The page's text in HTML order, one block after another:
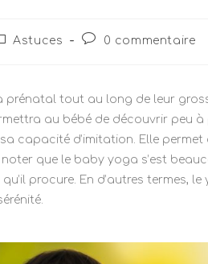
Astuces 0 commentaire
prénatal tout au long de leur
au bébé de découvrir peu
capacité d’imitation. Elle
que le baby yoga s’est
procure. En d’autres termes,